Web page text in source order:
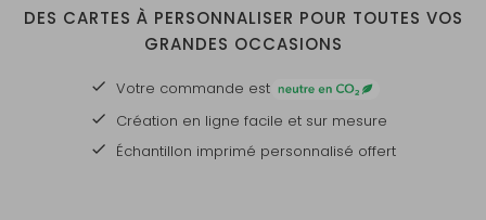
DES CARTES À PERSONNALISER POUR TOUTES VOS
GRANDES OCCASIONS
Votre commande est
Création en ligne facile et sur mesure
Échantillon imprimé personnalisé offert